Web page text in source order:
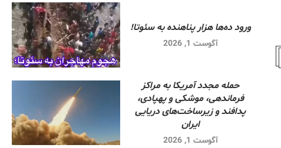
ورود ده‌ها هزار پناهنده به سئوتا!
آگوست 1, 2026
حمله مجدد آمریکا به مراکز
فرماندهی، موشکی و پهپادی،
پدافند و زیرساخت‌های دریایی
ایران
آگوست 1, 2026